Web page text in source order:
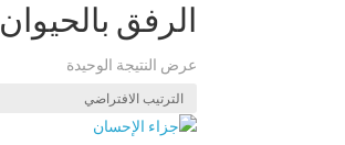
الرفق بالحيوان
عرض النتيجة الوحيدة